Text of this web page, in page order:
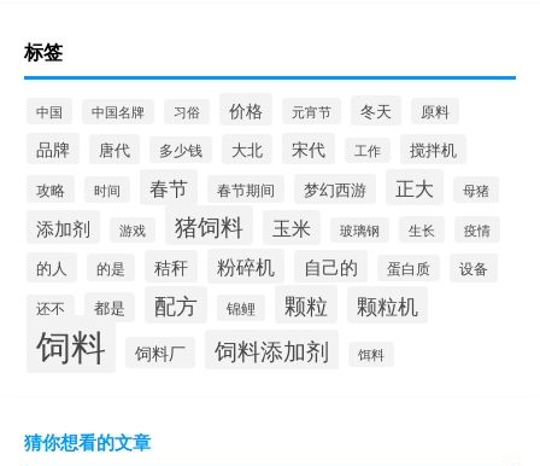
标签
中国 中国名牌 习俗 价格 元宵节 冬天 原料
品牌 唐代 多少钱 大北 宋代 工作 搅拌机
攻略 时间 春节 春节期间 梦幻西游 正大 母猪
添加剂 游戏 猪饲料 玉米 玻璃钢 生长 疫情
的人 的是 秸秆 粉碎机 自己的 蛋白质 设备
还不 都是 配方 锦鲤 颗粒 颗粒机
饲料 饲料厂 饲料添加剂 饵料
猜你想看的文章